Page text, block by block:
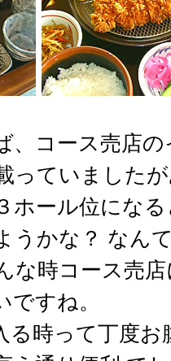
、コース売店
っていました
ホール位にな
うかな？ なん
な時コース売
すね。
る時って丁度